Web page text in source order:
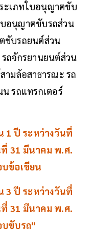
ะเภทใบอนุญาตขับ
อนุญาตขับรถส่วน
ขับรถยนต์ส่วน
ถจักรยานยนต์ส่วน
ามล้อสาธารณะ รถ
รถแทรกเตอร์
1 ปี ระหว่างวันที่
31 มีนาคม พ.ศ.
บข้อเขียน
3 ปี ระหว่างวันที่
31 มีนาคม พ.ศ.
บขับรถ”